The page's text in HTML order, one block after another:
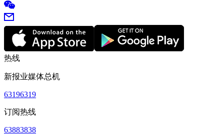
热线
新报业媒体总机
63196319
订阅热线
63883838